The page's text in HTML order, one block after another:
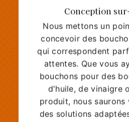
Conception
Nous mettons un
concevoir des
qui correspondent
attentes. Que vous
bouchons pour des
d'huile, de vinaigre
produit, nous
des solutions